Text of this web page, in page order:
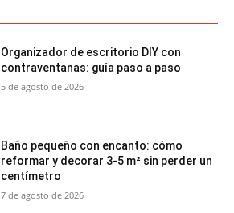
Organizador de escritorio DIY con
contraventanas: guía paso a paso
5 de agosto de 2026
Baño pequeño con encanto: cómo
reformar y decorar 3-5 m² sin perder un
centímetro
7 de agosto de 2026